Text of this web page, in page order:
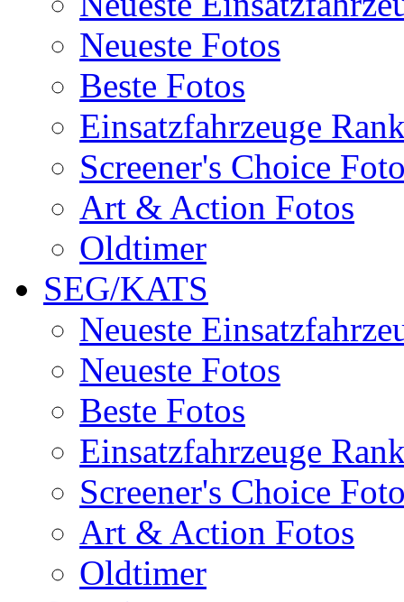
Neueste Fotos
Beste Fotos
Einsatzfahrzeuge
Screener's Choice
Art & Action Fotos
Oldtimer
SEG/KATS
Neueste
Neueste Fotos
Beste Fotos
Einsatzfahrzeuge
Screener's Choice
Art & Action Fotos
Oldtimer